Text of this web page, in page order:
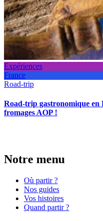
Expériences
France
Road-trip
Road-trip gastronomique en
fromages AOP !
Notre menu
Où partir ?
Nos guides
Vos histoires
Quand partir ?